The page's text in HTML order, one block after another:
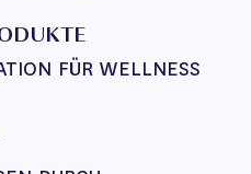
FÜR WELLNESS